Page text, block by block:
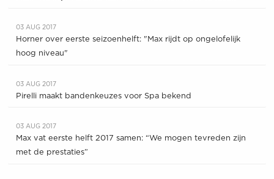
03 AUG 2017
Horner over eerste seizoenhelft: "Max rijdt op ongelofelijk
hoog niveau"
03 AUG 2017
Pirelli maakt bandenkeuzes voor Spa bekend
03 AUG 2017
Max vat eerste helft 2017 samen: “We mogen tevreden zijn
met de prestaties”